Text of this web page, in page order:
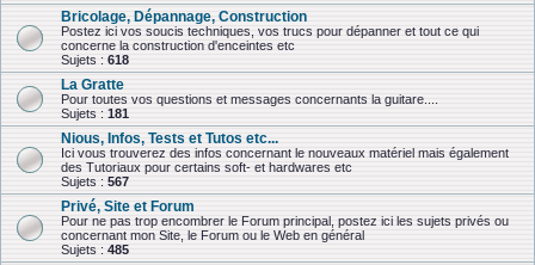
Bricolage, Dépannage, Construction
Postez ici vos soucis techniques, vos trucs pour dépanner et tout ce qui
concerne la construction d'enceintes etc
Sujets : 618
La Gratte
Pour toutes vos questions et messages concernants la guitare....
Sujets : 181
Nious, Infos, Tests et Tutos etc...
Ici vous trouverez des infos concernant le nouveaux matériel mais également
des Tutoriaux pour certains soft- et hardwares etc
Sujets : 567
Privé, Site et Forum
Pour ne pas trop encombrer le Forum principal, postez ici les sujets privés ou
concernant mon Site, le Forum ou le Web en général
Sujets : 485